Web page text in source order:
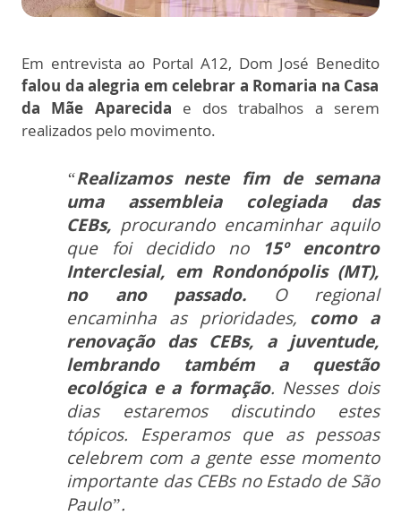
Em entrevista ao Portal A12, Dom José Benedito
falou da alegria em celebrar a Romaria na Casa
da Mãe Aparecida e dos trabalhos a serem
realizados pelo movimento.
“Realizamos neste fim de semana
uma assembleia colegiada das
CEBs, procurando encaminhar aquilo
que foi decidido no
15º encontro
Interclesial, em Rondonópolis (MT),
no ano passado. O regional
encaminha as prioridades, como a
renovação das CEBs, a juventude,
lembrando também a questão
ecológica e a formação. Nesses dois
dias estaremos discutindo estes
tópicos. Esperamos que as pessoas
celebrem com a gente esse momento
importante das CEBs no Estado de São
Paulo”.